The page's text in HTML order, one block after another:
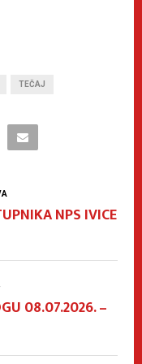
TEČAJ
NPS IVICE
08.07.2026. –